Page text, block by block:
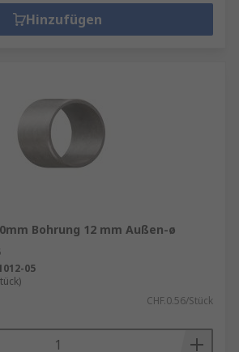
Hinzufügen
Bohrung 12 mm Außen-ø
05
CHF.0.56/Stück